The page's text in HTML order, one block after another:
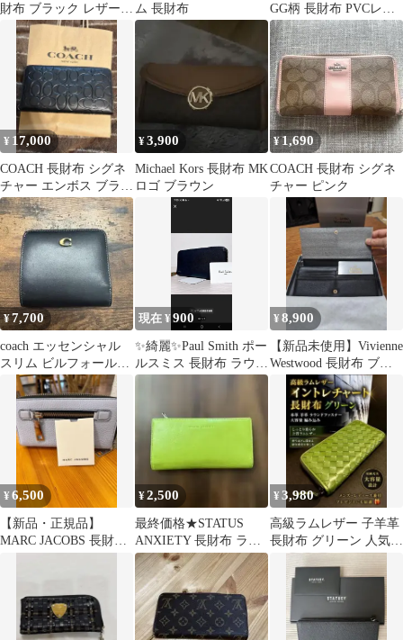
財布 ブラック レザー
エンベロープ
ム 長財布
GG柄 長財布 PVCレザ
ー ブラウン ヴィンテー
ジ
¥ 17,000
COACH 長財布 シグネ
チャー エンボス ブラッ
ク CE551
¥3,900
Michael Kors 長財布 MK
ロゴ ブラウン
¥1,690
COACH 長財布 シグネ
チャー ピンク
¥7,700
coach エッセンシャル
スリム ビルフォールド
ウォレット 黒
現在 ¥900
✨綺麗✨Paul Smith ポー
ルスミス 長財布 ラウン
ドファスナー マルチ
¥8,900
【新品未使用】Vivienne
Westwood 長財布 ブラ
ック 黒
¥6,500
【新品・正規品】
MARC JACOBS 長財布
¥2,500
最終価格★STATUS
ANXIETY 長財布 ライ
ムグリーン
¥3,980
高級ラムレザー 子羊革
長財布 グリーン 人気の
編み込み 大容量